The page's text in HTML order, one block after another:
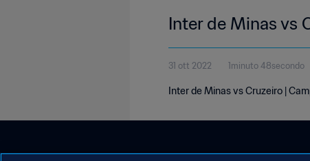
Inter de Minas vs
31 ott 2022 1minuto 48secondo
Inter de Minas vs Cruzeiro |